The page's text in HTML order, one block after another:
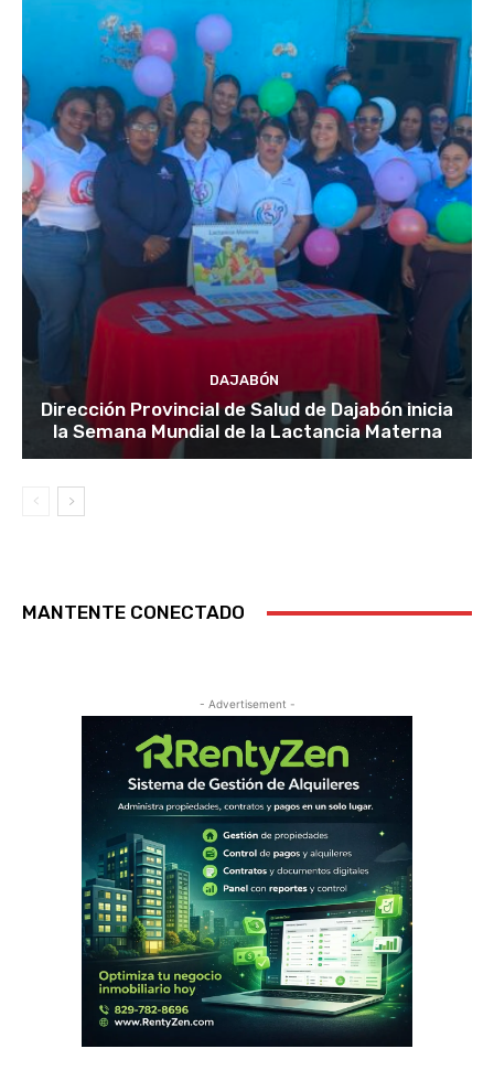
DAJABÓN
Dirección Provincial de Salud de Dajabón inicia
la Semana Mundial de la Lactancia Materna
MANTENTE CONECTADO
- Advertisement -